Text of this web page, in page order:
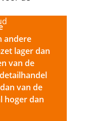
andere
lager dan
van de
van de
hoger dan